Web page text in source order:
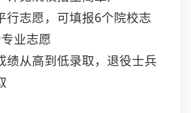
行志愿，可填报6个院校志
业志愿
绩从高到低录取，退役士兵